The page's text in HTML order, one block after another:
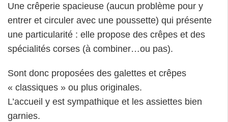
n
Une crêperie spacieuse (aucun problème pour y
entrer et circuler avec une poussette) qui présente
une particularité : elle propose des crêpes et des
spécialités corses (à combiner…ou pas).
Sont donc proposées des galettes et crêpes
« classiques » ou plus originales.
L’accueil y est sympathique et les assiettes bien
garnies.